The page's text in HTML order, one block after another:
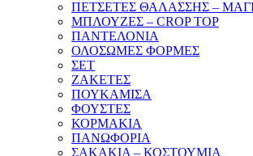
ΠΕΤΣΕΤΕΣ ΘΑΛΑΣΣΗΣ –
ΜΠΛΟΥΖΕΣ – CROP TOP
ΠΑΝΤΕΛΟΝΙΑ
ΟΛΟΣΩΜΕΣ ΦΟΡΜΕΣ
ΣΕΤ
ΖΑΚΕΤΕΣ
ΠΟΥΚΑΜΙΣΑ
ΦΟΥΣΤΕΣ
ΚΟΡΜΑΚΙΑ
ΠΑΝΩΦΟΡΙΑ
ΣΑΚΑΚΙΑ – ΚΟΣΤΟΥΜΙΑ